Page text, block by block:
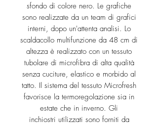
sfondo di colore nero. Le grafiche
sono realizzate da un team di grafici
interni, dopo un'attenta analisi. Lo
scaldacollo multifunzione da 48 cm di
altezza è realizzato con un tessuto
tubolare di microfibra di alta qualità
senza cuciture, elastico e morbido al
tatto. Il sistema del tessuto Microfresh
favorisce la termoregolazione sia in
estate che in inverno. Gli
inchiostri utilizzati sono forniti da